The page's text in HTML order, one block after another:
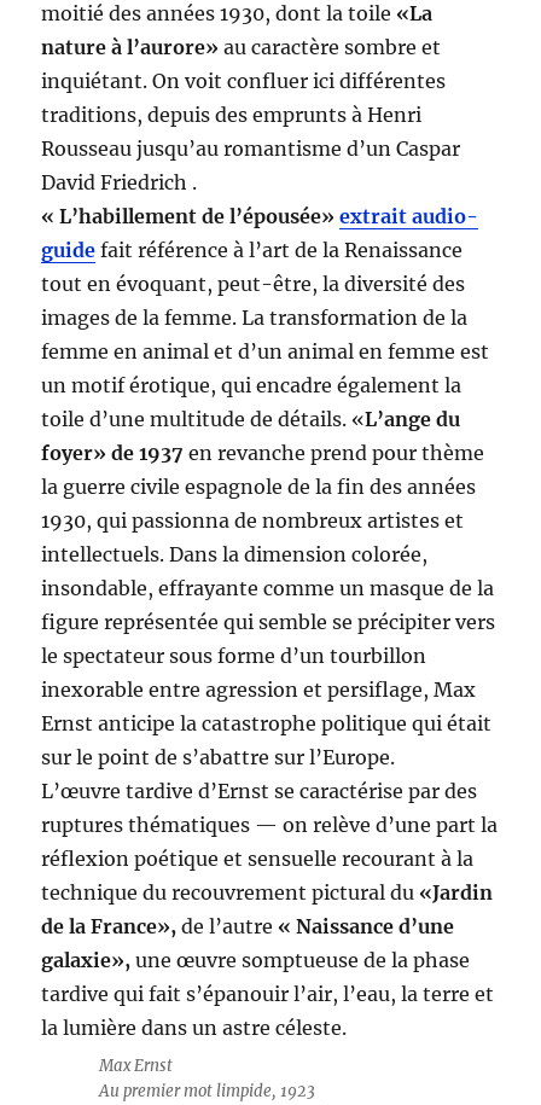
moitié des années 1930, dont la toile «La
nature à l’aurore» au caractère sombre et
inquiétant. On voit confluer ici différentes
traditions, depuis des emprunts à Henri
Rousseau jusqu’au romantisme d’un Caspar
David Friedrich .
« L’habillement de l’épousée»extrait audio-
guide fait référence à l’art de la Renaissance
tout en évoquant, peut-être, la diversité des
images de la femme. La transformation de la
femme en animal et d’un animal en femme est
un motif érotique, qui encadre également la
toile d’une multitude de détails. «L’ange du
foyer» de 1937 en revanche prend pour thème
la guerre civile espagnole de la fin des années
1930, qui passionna de nombreux artistes et
intellectuels. Dans la dimension colorée,
insondable, effrayante comme un masque de la
figure représentée qui semble se précipiter vers
le spectateur sous forme d’un tourbillon
inexorable entre agression et persiflage, Max
Ernst anticipe la catastrophe politique qui était
sur le point de s’abattre sur l’Europe.
L’œuvre tardive d’Ernst se caractérise par des
ruptures thématiques — on relève d’une part la
réflexion poétique et sensuelle recourant à la
technique du recouvrement pictural du «Jardin
de la France», de l’autre « Naissance d’une
galaxie», une œuvre somptueuse de la phase
tardive qui fait s’épanouir l’air, l’eau, la terre et
la lumière dans un astre céleste.
Max Ernst
Au premier mot limpide, 1923